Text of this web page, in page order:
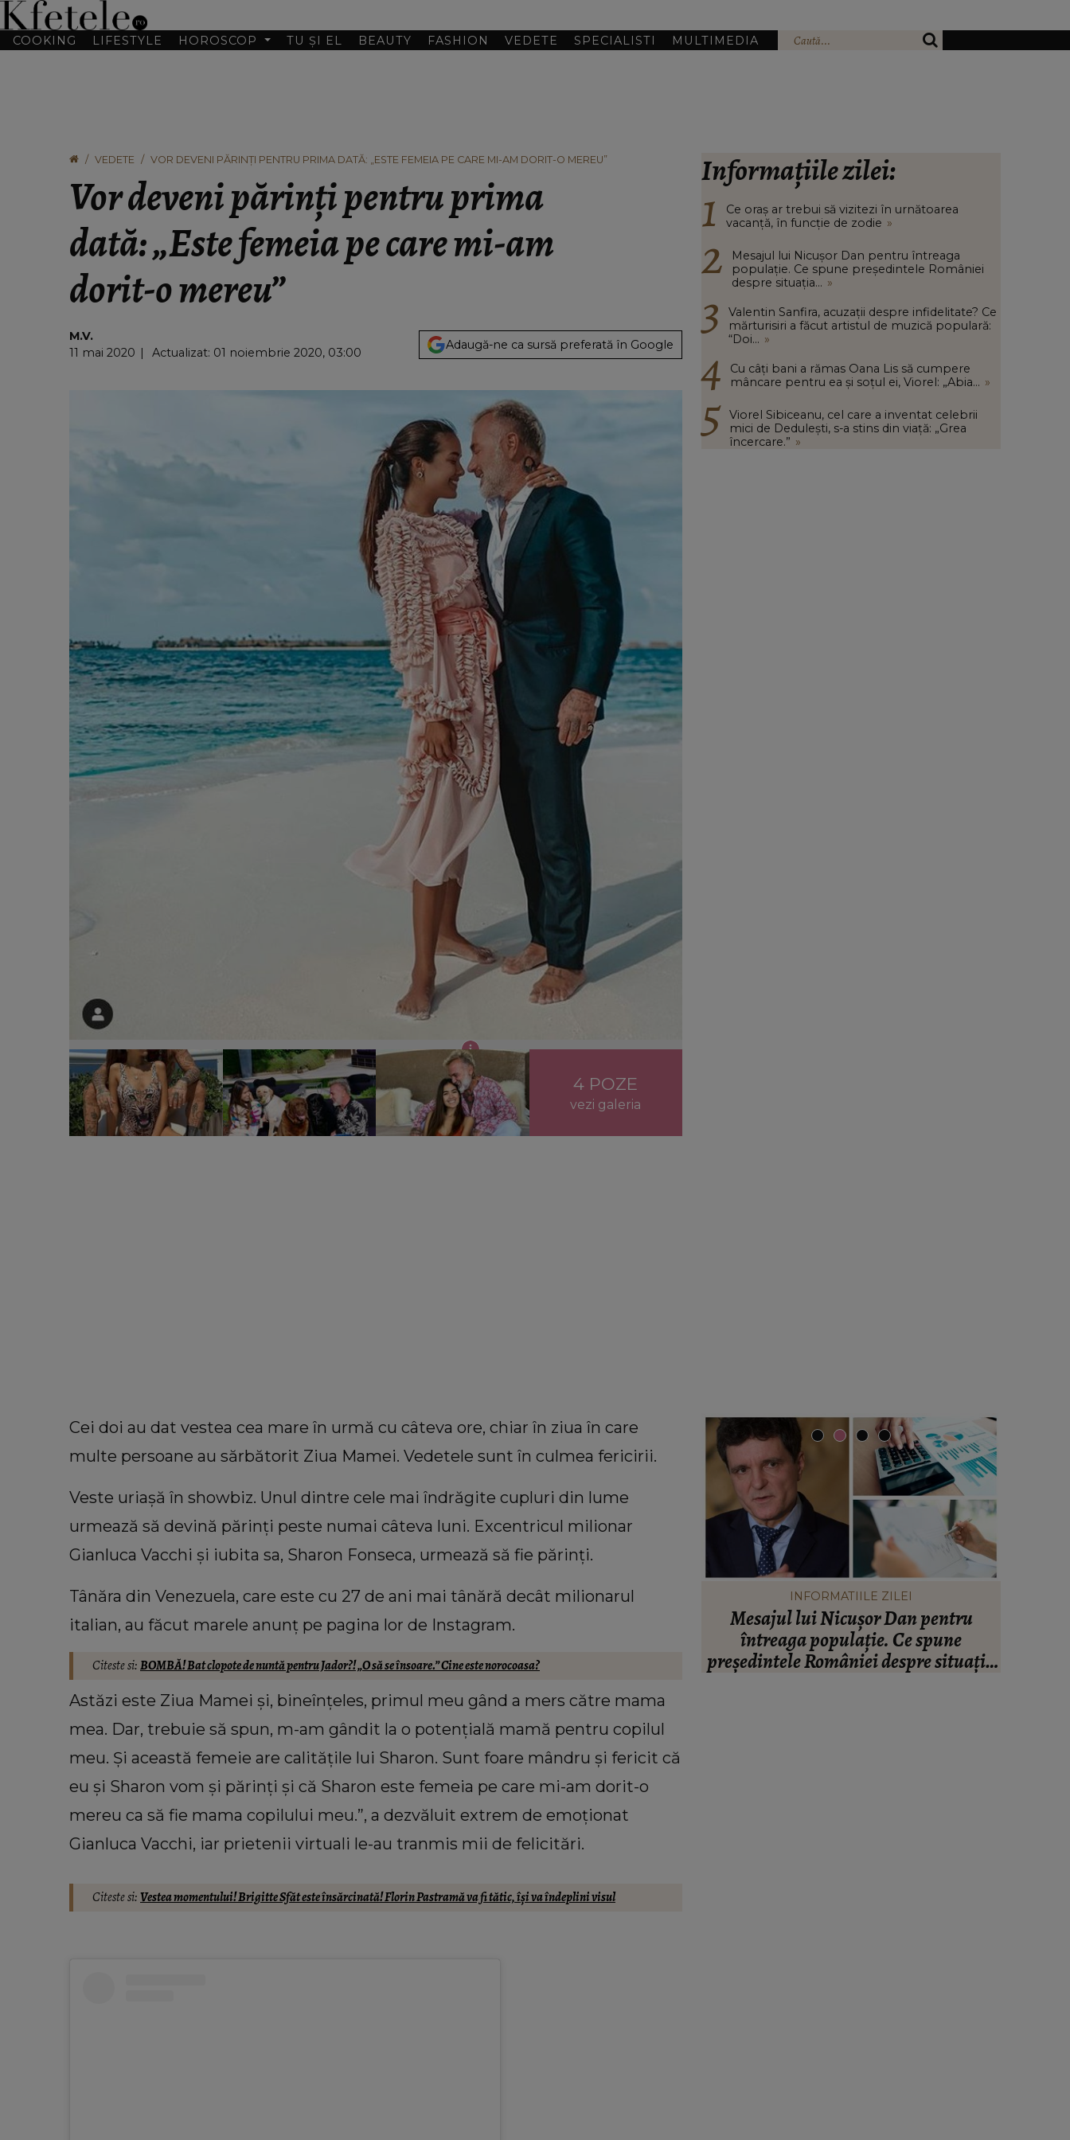
COOKING LIFESTYLE HOROSCOP TU ȘI EL BEAUTY FASHION VEDETE SPECIALISTI MULTIMEDIA
VEDETE VOR DEVENI PĂRINȚI PENTRU PRIMA DATĂ: „ESTE FEMEIA PE CARE MI-AM DORIT-O MEREU”
Vor deveni părinți pentru prima
dată: „Este femeia pe care mi-am
dorit-o mereu”
M.V.
11 mai 2020
Actualizat: 01 noiembrie 2020, 03:00
Adaugă-ne ca sursă preferată în Google
Gianluca Vacchi și Sharon Fonseca vor deveni părinți pentru prima dată
4 POZE
vezi galeria
Informațiile zilei:
Ce oraș ar trebui să vizitezi în urnătoarea
vacanță, în funcție de zodie »
Mesajul lui Nicușor Dan pentru întreaga
populație. Ce spune președintele României
despre situația... »
Valentin Sanfira, acuzații despre infidelitate? Ce
mărturisiri a făcut artistul de muzică populară:
“Doi... »
Cu câți bani a rămas Oana Lis să cumpere
mâncare pentru ea și soțul ei, Viorel: „Abia... »
Viorel Sibiceanu, cel care a inventat celebrii
mici de Dedulești, s-a stins din viață: „Grea
încercare.” »
Cei doi au dat vestea cea mare în urmă cu câteva ore, chiar în ziua în care
multe persoane au sărbătorit Ziua Mamei. Vedetele sunt în culmea fericirii.
Veste uriașă în showbiz. Unul dintre cele mai îndrăgite cupluri din lume
urmează să devină părinți peste numai câteva luni. Excentricul milionar
Gianluca Vacchi și iubita sa, Sharon Fonseca, urmează să fie părinți.
Tânăra din Venezuela, care este cu 27 de ani mai tânără decât milionarul
italian, au făcut marele anunț pe pagina lor de Instagram.
Citeste si:BOMBĂ! Bat clopote de nuntă pentru Jador?! „O să se însoare.” Cine este norocoasa?
Astăzi este Ziua Mamei și, bineînțeles, primul meu gând a mers către mama
mea. Dar, trebuie să spun, m-am gândit la o potențială mamă pentru copilul
meu. Și această femeie are calitățile lui Sharon. Sunt foare mândru și fericit că
eu și Sharon vom și părinți și că Sharon este femeia pe care mi-am dorit-o
mereu ca să fie mama copilului meu.”, a dezvăluit extrem de emoționat
Gianluca Vacchi, iar prietenii virtuali le-au tranmis mii de felicitări.
Citeste si:Vestea momentului! Brigitte Sfăt este însărcinată! Florin Pastramă va fi tătic, își va îndeplini visul
VEDETE
Cu câți bani a rămas Oana Lis să
cumpere mâncare pentru ea și soțul ei,
Viorel: „Abia mâine luăm pensia.”
HOROSCOP
Ce oraș ar trebui să vizitezi în
urnătoarea vacanță, în funcție de zodie
INFORMATIILE ZILEI
Mesajul lui Nicușor Dan pentru
întreaga populație. Ce spune
președintele României despre situația